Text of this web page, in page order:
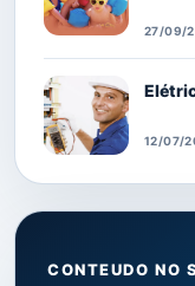
27/09/
12/07/
CONTEUDO NO